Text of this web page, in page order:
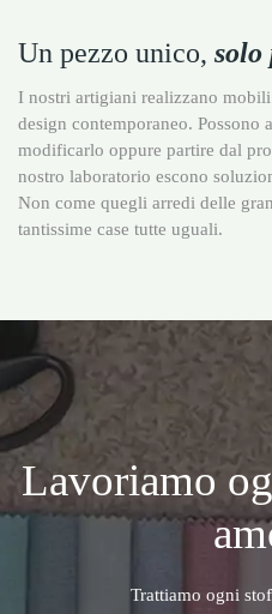
Un pezzo unico, solo
I nostri artigiani realizzano
design contemporaneo. Possono
modificarlo oppure partire dal
nostro laboratorio escono
Non come quegli arredi delle
tantissime case tutte uguali.
Lavoriamo
Trattiamo ogni